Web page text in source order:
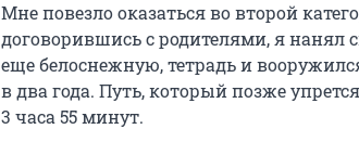
Мне повезло оказаться во второй
договорившись с родителями, я нанял
еще белоснежную, тетрадь и
в два года. Путь, который позже
3 часа 55 минут.